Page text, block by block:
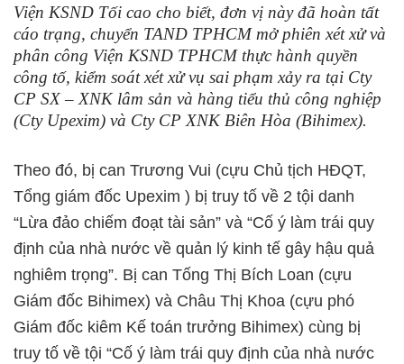
Viện KSND Tối cao cho biết, đơn vị này đã hoàn tất
cáo trạng, chuyển TAND TPHCM mở phiên xét xử và
phân công Viện KSND TPHCM thực hành quyền
công tố, kiểm soát xét xử vụ sai phạm xảy ra tại Cty
CP SX – XNK lâm sản và hàng tiểu thủ công nghiệp
(Cty Upexim) và Cty CP XNK Biên Hòa (Bihimex).
Theo đó, bị can Trương Vui (cựu Chủ tịch HĐQT,
Tổng giám đốc Upexim ) bị truy tố về 2 tội danh
“Lừa đảo chiếm đoạt tài sản” và “Cố ý làm trái quy
định của nhà nước về quản lý kinh tế gây hậu quả
nghiêm trọng”. Bị can Tống Thị Bích Loan (cựu
Giám đốc Bihimex) và Châu Thị Khoa (cựu phó
Giám đốc kiêm Kế toán trưởng Bihimex) cùng bị
truy tố về tội “Cố ý làm trái quy định của nhà nước